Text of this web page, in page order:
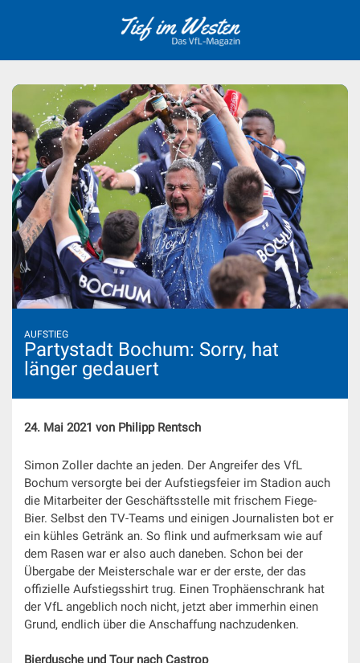
AUFSTIEG
Partystadt Bochum: Sorry, hat
länger gedauert
24. Mai 2021 von Philipp Rentsch
Simon Zoller dachte an jeden. Der Angreifer des VfL
Bochum versorgte bei der Aufstiegsfeier im Stadion auch
die Mitarbeiter der Geschäftsstelle mit frischem Fiege-
Bier. Selbst den TV-Teams und einigen Journalisten bot er
ein kühles Getränk an. So flink und aufmerksam wie auf
dem Rasen war er also auch daneben. Schon bei der
Übergabe der Meisterschale war er der erste, der das
offizielle Aufstiegsshirt trug. Einen Trophäenschrank hat
der VfL angeblich noch nicht, jetzt aber immerhin einen
Grund, endlich über die Anschaffung nachzudenken.
Bierdusche und Tour nach Castrop